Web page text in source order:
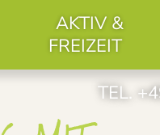
TEL.
AKTIV &
FREIZEIT